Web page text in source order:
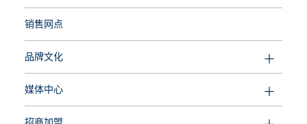
销售网点
品牌文化
媒体中心